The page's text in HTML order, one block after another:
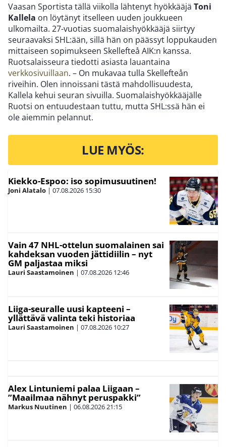
Vaasan Sportista tällä viikolla lähtenyt hyökkääjä Toni
Kallela on löytänyt itselleen uuden joukkueen
ulkomailta. 27-vuotias suomalaishyökkääjä siirtyy
seuraavaksi SHL:ään, sillä hän on päässyt loppukauden
mittaiseen sopimukseen Skellefteå AIK:n kanssa.
Ruotsalaisseura tiedotti asiasta lauantaina
verkkosivuillaan. – On mukavaa tulla Skellefteån
riveihin. Olen innoissani tästä mahdollisuudesta,
Kallela kehui seuran sivuilla. Suomalaishyökkääjälle
Ruotsi on entuudestaan tuttu, mutta SHL:ssä hän ei
ole aiemmin pelannut.
LUE MYÖS:
Kiekko-Espoo: iso sopimusuutinen!
Joni Alatalo | 07.08.2026 15:30
Vain 47 NHL-ottelun suomalainen sai
kahdeksan vuoden jättidiilin – nyt
GM paljastaa miksi
Lauri Saastamoinen | 07.08.2026 12:46
Liiga-seuralle uusi kapteeni –
yllättävä valinta teki historiaa
Lauri Saastamoinen | 07.08.2026 10:27
Alex Lintuniemi palaa Liigaan –
”Maailmaa nähnyt peruspakki”
Markus Nuutinen | 06.08.202621:15